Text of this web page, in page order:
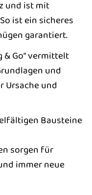
und ist mit
ist ein sicheres
garantiert.
& Go“ vermittelt
und
Ursache und
Bausteine
sorgen für
immer neue